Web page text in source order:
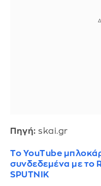
Πηγή: skai.gr
Το YouTube
συνδεδεμένα με το
SPUTNIK